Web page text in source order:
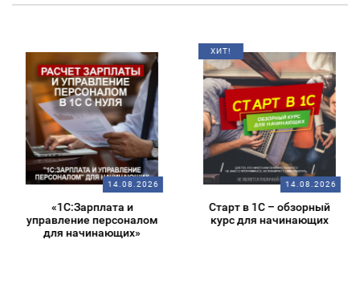
14.08.2026
«1С:Зарплата и
управление персоналом
для начинающих»
ХИТ!
14.08.2026
Старт в 1С – обзорный
курс для начинающих